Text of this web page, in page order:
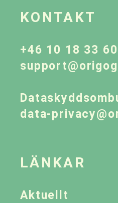
KONTAKT
+46 10 18 33
data-
LÄNKAR
Aktuellt